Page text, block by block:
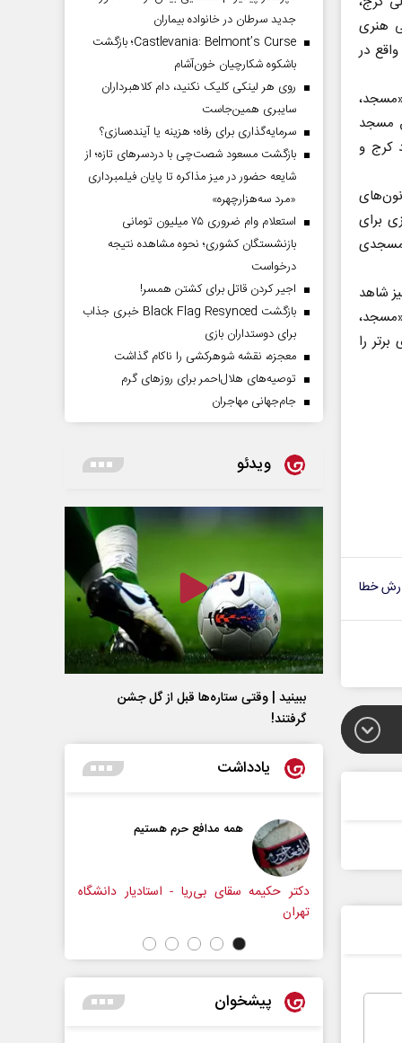
هنری
در
مسجد
کرج و
برای
مسجدی
شاهد
را
خطا
جدید سرطان در خانواده بیماران
Castlevania: Belmont’s Curse؛ بازگشت
باشکوه شکارچیان خون‌آشام
روی هر لینکی کلیک نکنید، دام کلاهبرداران
سایبری همین‌جاست
سرمایه‌گذاری برای رفاه؛ هزینه یا آینده‌سازی؟
بازگشت مسعود شصت‌چی با دردسر‌های تازه؛ از
شایعه حضور در میز مذاکره تا پایان فیلمبرداری
«مرد سه‌هزارچهره»
استعلام وام ضروری ۷۵ میلیون تومانی
بازنشستگان کشوری؛ نحوه مشاهده نتیجه
درخواست
اجیر کردن قاتل برای کشتن همسر!
بازگشت Black Flag Resynced خبری جذاب
برای دوستداران بازی
معجزه، نقشه شوهرکشی را ناکام گذاشت
توصیه‌های هلال‌احمر برای روز‌های گرم
جام‌جهانی مهاجران
ویدئو
ببینید | وقتی ستاره‌ها قبل از گل جشن
گرفتند!
یادداشت
همه مدافع حرم هستیم
سقای بی‌ریا - استادیار دانشگاه
پیشخوان